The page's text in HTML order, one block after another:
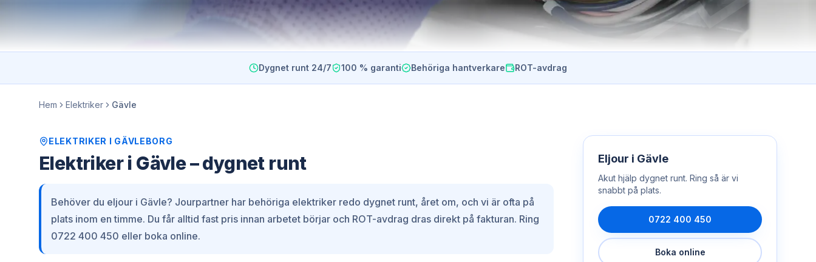
Dygnet runt 24/7 100 % garanti Behöriga hantverkare ROT-avdrag
Hem Elektriker Gävle
ELEKTRIKER I GÄVLEBORG
Elektriker i Gävle – dygnet runt
Behöver du eljour i Gävle? Jourpartner har behöriga elektriker redo dygnet runt, året om, och vi är ofta på
plats inom en timme. Du får alltid fast pris innan arbetet börjar och ROT-avdrag dras direkt på fakturan. Ring
0722 400 450 eller boka online.
Eljour i Gävle
Akut hjälp dygnet runt. Ring så är vi
snabbt på plats.
0722 400 450
Boka online